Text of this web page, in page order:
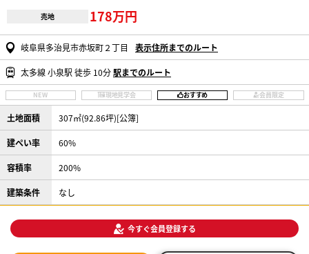
売地 178万円
岐阜県多治見市赤坂町２丁目 表示住所までのルート
太多線 小泉駅 徒歩 10分駅までのルート
NEW 現地見学会 おすすめ 会員限定
土地面積 307㎡(92.86坪)[公簿]
建ぺい率 60%
容積率 200%
建築条件 なし
今すぐ会員登録する